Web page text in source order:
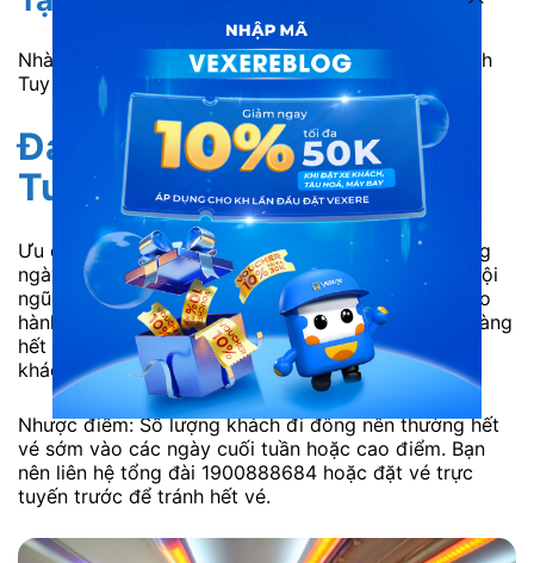
Nhà xe hỗ trợ trung chuyển miễn phí trong nội thành
Tuy Hòa.
Đánh giá xe Năm Rùm đi
Tuy Hòa từ khách hàng
Ưu điểm: Xe xuất phát đúng khung giờ cố định hằng
ngày. Cơ sở vật chất trên xe luôn được đảm bảo. Đội
ngũ tài xế tận tâm, mang đến hành trình an toàn cho
hành khách. Nhân viên phục vụ luôn hỗ trợ khách hàng
hết mình, chu đáo, luôn giải đáp các thắc mắc của
khách hàng tận tình.
Nhược điểm: Số lượng khách đi đông nên thường hết
vé sớm vào các ngày cuối tuần hoặc cao điểm. Bạn
nên liên hệ tổng đài 1900888684 hoặc đặt vé trực
tuyến trước để tránh hết vé.